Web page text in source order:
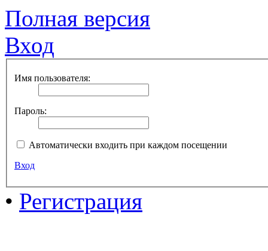
Полная версия
Вход
Имя пользователя:
Пароль:
Автоматически входить при каждом посещении
Вход
• Регистрация